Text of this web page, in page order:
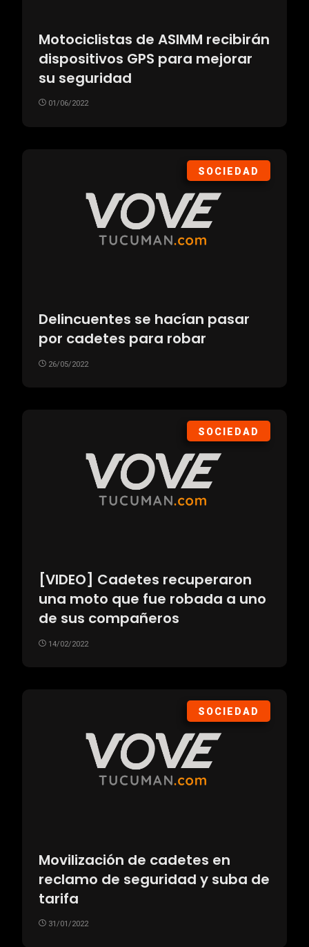
Motociclistas de ASIMM recibirán
dispositivos GPS para mejorar
su seguridad
01/06/2022
SOCIEDAD
Delincuentes se hacían pasar
por cadetes para robar
26/05/2022
SOCIEDAD
[VIDEO] Cadetes recuperaron
una moto que fue robada a uno
de sus compañeros
14/02/2022
SOCIEDAD
Movilización de cadetes en
reclamo de seguridad y suba de
tarifa
31/01/2022